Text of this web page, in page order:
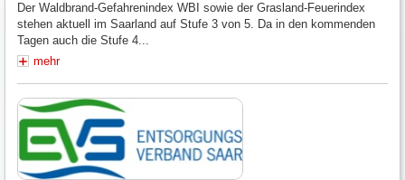
Der Waldbrand-Gefahrenindex WBI sowie der Grasland-Feuerindex
stehen aktuell im Saarland auf Stufe 3 von 5. Da in den kommenden
Tagen auch die Stufe 4...
mehr